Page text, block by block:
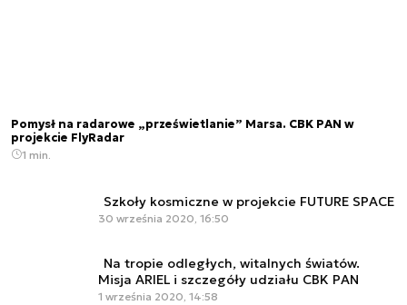
Pomysł na radarowe „prześwietlanie” Marsa. CBK PAN w
projekcie FlyRadar
1 min.
Szkoły kosmiczne w projekcie FUTURE SPACE
30 września 2020, 16:50
Na tropie odległych, witalnych światów.
Misja ARIEL i szczegóły udziału CBK PAN
1 września 2020, 14:58